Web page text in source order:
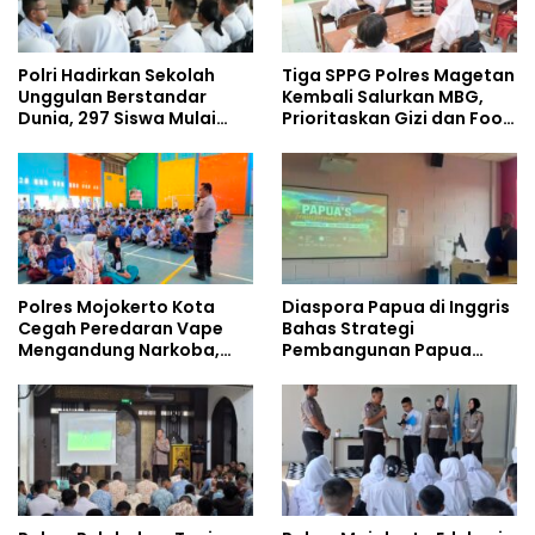
Polri Hadirkan Sekolah
Unggulan Berstandar
Dunia, 297 Siswa Mulai
Tiga SPPG Polres Magetan
Kembali Salurkan MBG,
Prioritaskan Gizi dan Food
Polres Mojokerto Kota
Cegah Peredaran Vape
Mengandung Narkoba,
Kalangan Remaja
Diaspora Papua di Inggris
Bahas Strategi
Pembangunan Papua
Doktoral Internasional